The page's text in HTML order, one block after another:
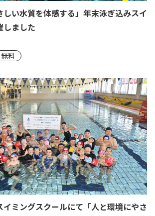
しい水質を体感する」年末泳ぎ込みスイ
しました
無料
イミングスクールにて「人と環境にやさ